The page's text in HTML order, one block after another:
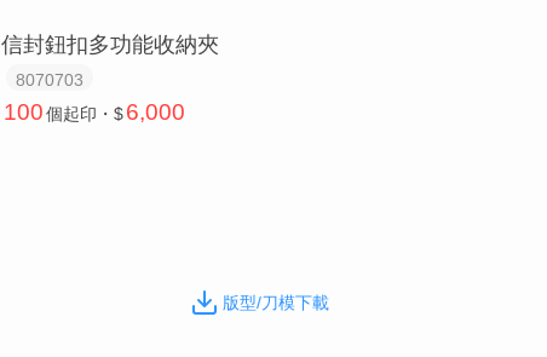
信封鈕扣多功能收納夾
8070703
100 個起印・$6,000
版型/刀模下載